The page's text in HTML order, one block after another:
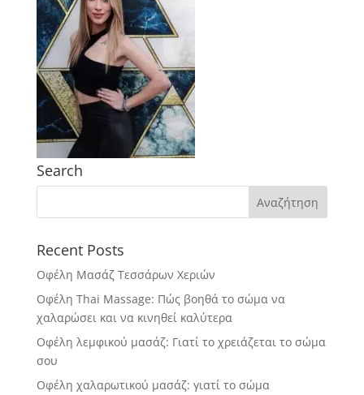
Search
Recent Posts
Οφέλη Μασάζ Τεσσάρων Χεριών
Οφέλη Thai Massage: Πώς βοηθά το σώμα να
χαλαρώσει και να κινηθεί καλύτερα
Οφέλη λεμφικού μασάζ: Γιατί το χρειάζεται το σώμα
σου
Οφέλη χαλαρωτικού μασάζ: γιατί το σώμα